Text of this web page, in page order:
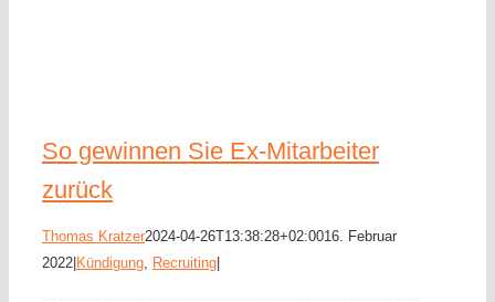
So gewinnen Sie Ex-Mitarbeiter
zurück
Thomas Kratzer2024-04-26T13:38:28+02:0016. Februar
2022 Kündigung, Recruiting